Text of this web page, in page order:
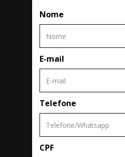
Nome
E-mail
Telefone
CPF